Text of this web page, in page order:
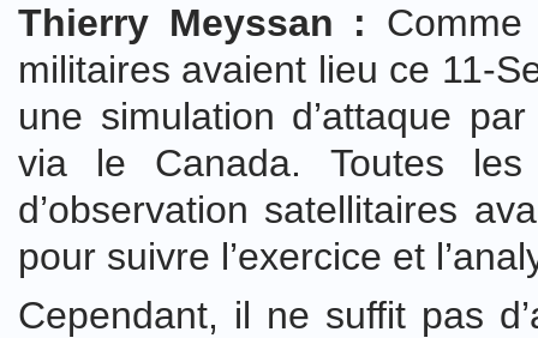
Thierry Meyssan :
militaires avaient lieu ce 11-
une simulation d’attaque
via le Canada. Toutes
d’observation satellitaires
pour suivre l’exercice et
Cependant, il ne suffit pas